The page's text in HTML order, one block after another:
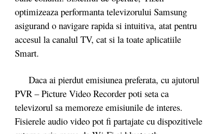
optimizeaza performanta televizorului Samsung
asigurand o navigare rapida si intuitiva, atat pentru
accesul la canalul TV, cat si la toate aplicatiile
Smart.
Daca ai pierdut emisiunea preferata, cu ajutorul
PVR – Picture Video Recorder poti seta ca
televizorul sa memoreze emisiunile de interes.
Fisierele audio video pot fi partajate cu dispozitivele